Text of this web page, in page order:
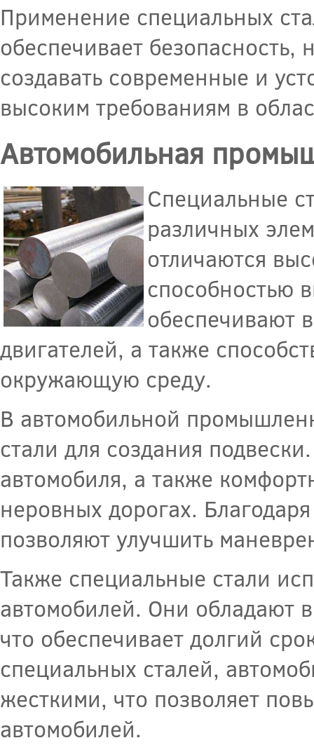
Применение специальных
обеспечивает
создавать современные и
высоким требованиям в
Автомобильная
Специальные
различных
отличаются
способностью
обеспечивают
двигателей, а также
окружающую среду.
В автомобильной
стали для создания
автомобиля, а также
неровных дорогах.
позволяют улучшить
Также специальные стали
автомобилей. Они обладают
что обеспечивает долгий
специальных сталей,
жесткими, что позволяет
автомобилей.